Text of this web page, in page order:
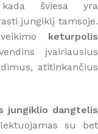
šviesa yra
jungiklį tamsoje.
keturpolis
įvairiausius
atitinkančius
jungiklio dangtelis
su bet